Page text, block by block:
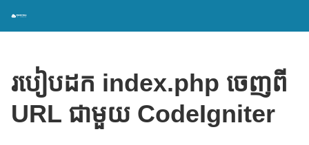
របៀបដក index.php ចេញពី
URL ជាមួយ CodeIgniter